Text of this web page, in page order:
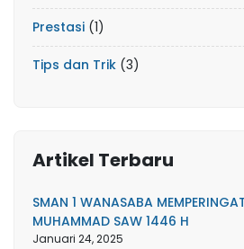
Prestasi (1)
Tips dan Trik (3)
Artikel Terbaru
SMAN 1 WANASABA
MUHAMMAD SAW 1446 H
Januari 24, 2025